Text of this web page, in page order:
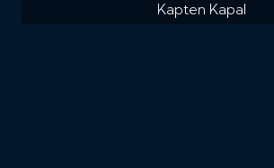
Kapten Kapal